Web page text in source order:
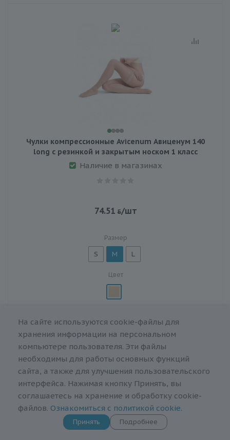
Чулки компрессионные Avicenum Авиценум 140
long с резинкой и закрытым носком 1 класс
Наличие в магазинах
74.51 /шт
Размер
S M L
Цвет
В корзину
АКЦИЯ
На сайте используются cookie-файлы для
хранения информации на персональном
компьютере пользователя. Эти файлы
необходимы для работы основных функций
сайта, а также для улучшения пользовательского
интерфейса. Нажимая кнопку Принять, вы
соглашаетесь на хранение и обработку cookie-
файлов. Ознакомиться с политикой cookie.
Принять Подробнее